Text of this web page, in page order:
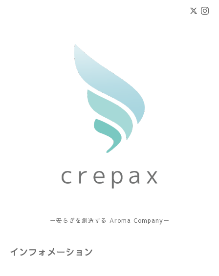
ー安らぎを創造する Aroma Companyー
インフォメーション